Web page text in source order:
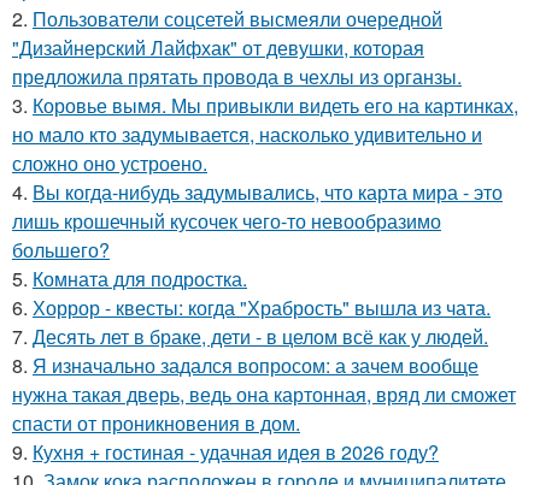
2. Пользователи соцсетей высмеяли очередной
"Дизайнерский Лайфхак" от девушки, которая
предложила прятать провода в чехлы из органзы.
3. Коровье вымя. Мы привыкли видеть его на картинках,
но мало кто задумывается, насколько удивительно и
сложно оно устроено.
4. Вы когда-нибудь задумывались, что карта мира - это
лишь крошечный кусочек чего-то невообразимо
большего?
5. Комната для подростка.
6. Хоррор - квесты: когда "Храбрость" вышла из чата.
7. Десять лет в браке, дети - в целом всё как у людей.
8. Я изначально задался вопросом: а зачем вообще
нужна такая дверь, ведь она картонная, вряд ли сможет
спасти от проникновения в дом.
9. Кухня + гостиная - удачная идея в 2026 году?